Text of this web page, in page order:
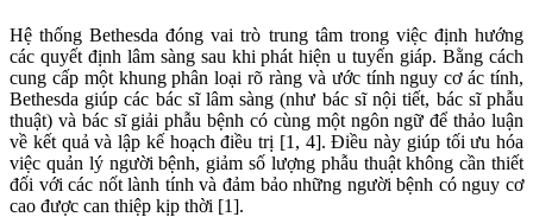
Hệ thống Bethesda đóng vai trò trung tâm trong việc định hướng
các quyết định lâm sàng sau khi phát hiện u tuyến giáp. Bằng cách
cung cấp một khung phân loại rõ ràng và ước tính nguy cơ ác tính,
Bethesda giúp các bác sĩ lâm sàng (như bác sĩ nội tiết, bác sĩ phẫu
thuật) và bác sĩ giải phẫu bệnh có cùng một ngôn ngữ để thảo luận
về kết quả và lập kế hoạch điều trị [1, 4]. Điều này giúp tối ưu hóa
việc quản lý người bệnh, giảm số lượng phẫu thuật không cần thiết
đối với các nốt lành tính và đảm bảo những người bệnh có nguy cơ
cao được can thiệp kịp thời [1].